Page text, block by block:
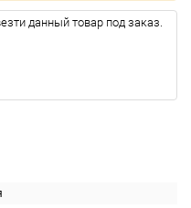
данный товар под заказ.